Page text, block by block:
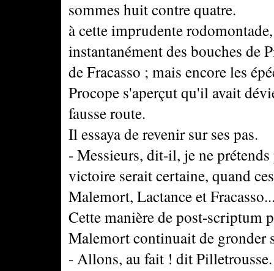
sommes huit contre quatre.
à cette imprudente
instantanément des bouches de
de Fracasso ; mais encore les
Procope s'aperçut qu'il avait
fausse route.
Il essaya de revenir sur ses pas.
- Messieurs, dit-il, je ne
victoire serait certaine, quand
Malemort, Lactance et
Cette manière de post-scriptum
Malemort continuait de gronder
- Allons, au fait ! dit Pilletrousse.